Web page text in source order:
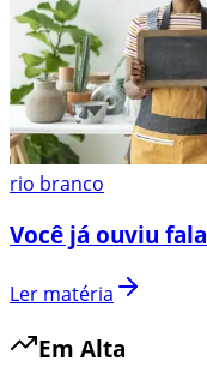
rio branco
Você já ouviu
Ler matéria
Em Alta